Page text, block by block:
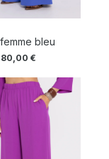
bleu
80,00€